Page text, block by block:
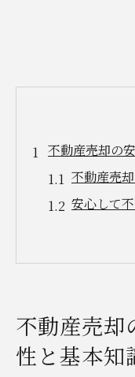
不動産売却の
不動産売
安心して
市場の変
信頼できる不
優良エー
不動産売却
性と基本知